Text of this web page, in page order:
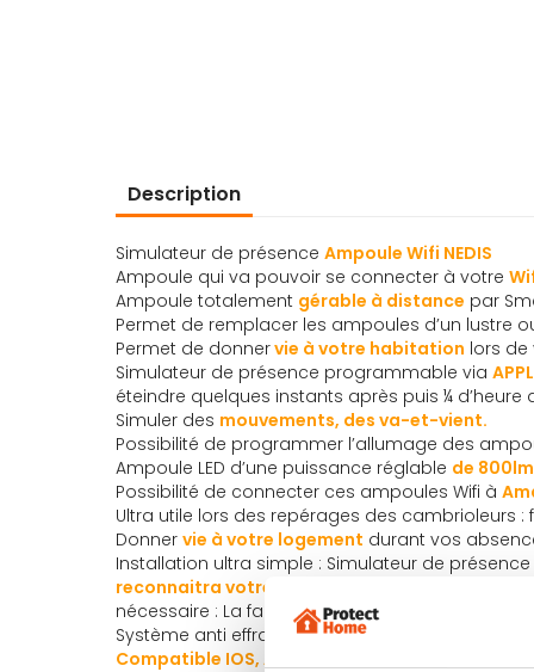
Description
Simulateur de présence Ampoule Wifi NEDIS
Ampoule qui va pouvoir se connecter à votre
Ampoule totalement gérable à distance par
Permet de remplacer les ampoules d’un lustre
Permet de donnervie à votre habitation lors de
Simulateur de présence programmable via
éteindre quelques instants après puis ¼ d’heure
Simuler des mouvements, des va-et-vient.
Possibilité de programmer l’allumage des
Ampoule LED d’une puissance réglable de 800lm
Possibilité de connecter ces ampoules Wifi à
Ultra utile lors des repérages des cambrioleurs :
Donner vie à votre logement durant vos
Installation ultra simple : Simulateur de
reconnaitra votre Ampoule Wifi
et la
nécessaire : La facilité d'installation par tout un
Système anti effraction très utile lors des
Compatible IOS, Android